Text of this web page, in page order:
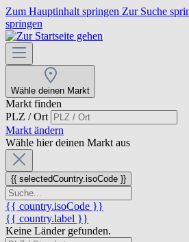
Zum Hauptinhalt springen Zur Suche
springen
Wähle deinen Markt
Markt finden
PLZ / Ort
Markt ändern
Wähle hier deinen Markt aus
{{ selectedCountry.isoCode }}
{{ country.isoCode }}
{{ country.label }}
Keine Länder gefunden.